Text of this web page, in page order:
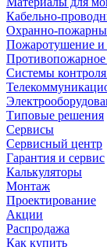
Кабельно-
Охранно-
Пожаротушение и
Противопожарное
Системы контроля
Типовые решения
Сервисы
Сервисный центр
Гарантия и сервис
Калькуляторы
Монтаж
Проектирование
Акции
Распродажа
Как купить